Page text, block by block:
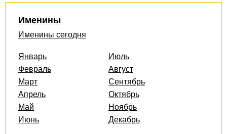
Именины
Именины сегодня
Январь
Февраль
Март
Апрель
Май
Июнь
Июль
Август
Сентябрь
Октябрь
Ноябрь
Декабрь